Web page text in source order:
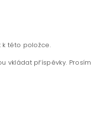
této položce.
vkládat příspěvky. Prosím